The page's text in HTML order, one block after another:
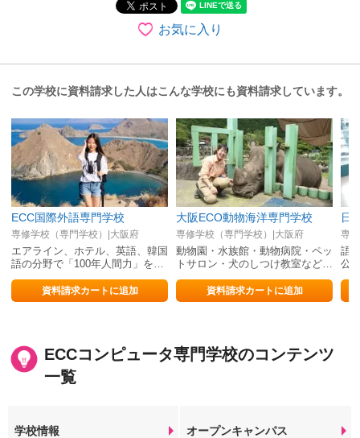
お気に入り
この学校に資料請求した人はこんな学校にも資料請求しています。
ECC国際外語専門学校
専修学校（専門学校）|大阪府
エアライン、ホテル、英語、韓国
語の分野で「100年人間力」を開
花させる！
資料請求カートに追加
大阪ECO動物海洋専門学校
専修学校（専門学校）|大阪府
動物園・水族館・動物病院・ペッ
トサロン・犬のしつけ教室など、
動物業界への就職なら大阪
ECO！資料請求カートに追加
日
専
語
公
光
ECCコンピュータ専門学校のコンテンツ
一覧
学校情報 オープンキャンパス